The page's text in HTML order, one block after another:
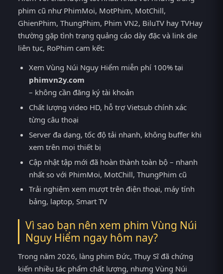
phim cũ như PhimMoi, MotPhim, MotChill,
GhienPhim, ThungPhim, Phim VN2, BiluTV hay TVHay
thường gặp tình trạng quảng cáo dày đặc và link die
liên tục, RoPhim cam kết:
Xem Vùng Núi Nguy Hiểm miễn phí 100% tại
phimvn2y.com
– không cần đăng ký tài khoản
Chất lượng video HD, hỗ trợ Vietsub chính xác
từng câu thoại
Server đa dạng, tốc độ tải nhanh, không buffer khi
xem trên mọi thiết bị
Cập nhật tập mới đã hoàn thành toàn bộ – nhanh
nhất so với PhimMoi, MotChill, ThungPhim cũ
Trải nghiệm xem mượt trên điện thoại, máy tính
bảng, laptop, Smart TV
Vì sao bạn nên xem phim Vùng Núi
Nguy Hiểm ngay hôm nay?
Trong năm 2026, làng phim Đức, Thụy Sĩ đã chứng
kiến nhiều tác phẩm chất lượng, nhưng Vùng Núi